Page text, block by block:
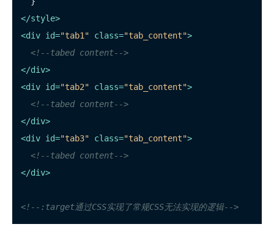
</style>
<div id="tab1" class="tab_content">
<!--tabed content-->
</div>
<div id="tab2" class="tab_content">
<!--tabed content-->
</div>
<div id="tab3" class="tab_content">
<!--tabed content-->
</div>
<!--:target通过CSS实现了常规CSS无法实现的逻辑-->